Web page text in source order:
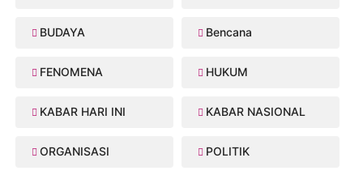
BUDAYA Bencana
FENOMENA HUKUM
KABAR HARI INI KABAR NASIONAL
ORGANISASI POLITIK